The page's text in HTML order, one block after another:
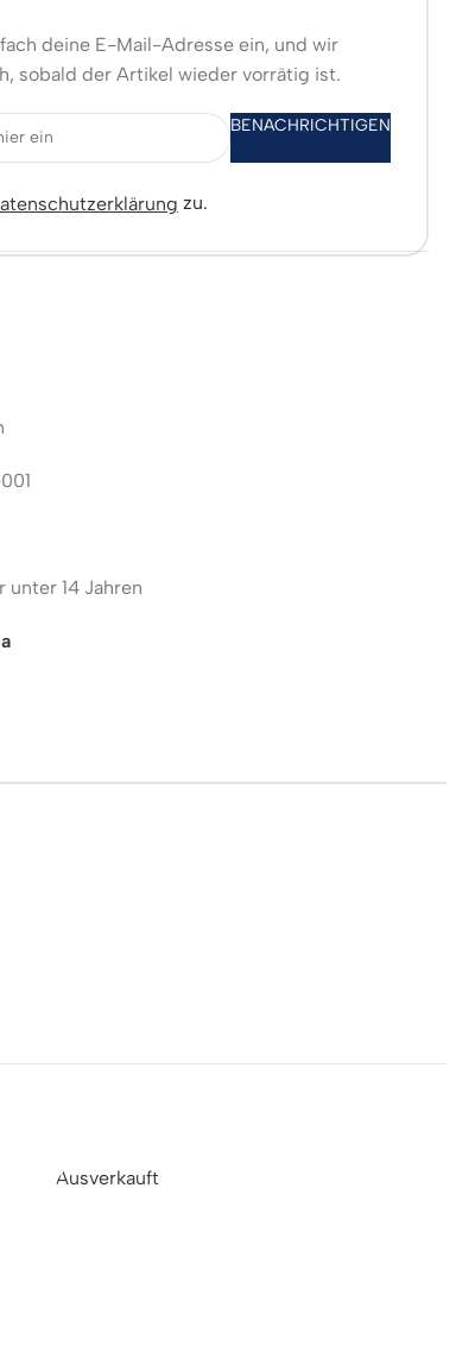
deine E-Mail-Adresse ein, und wir
sobald der Artikel wieder vorrätig ist.
BENACHRICHTIGEN
zu.
14 Jahren
Ausverkauft